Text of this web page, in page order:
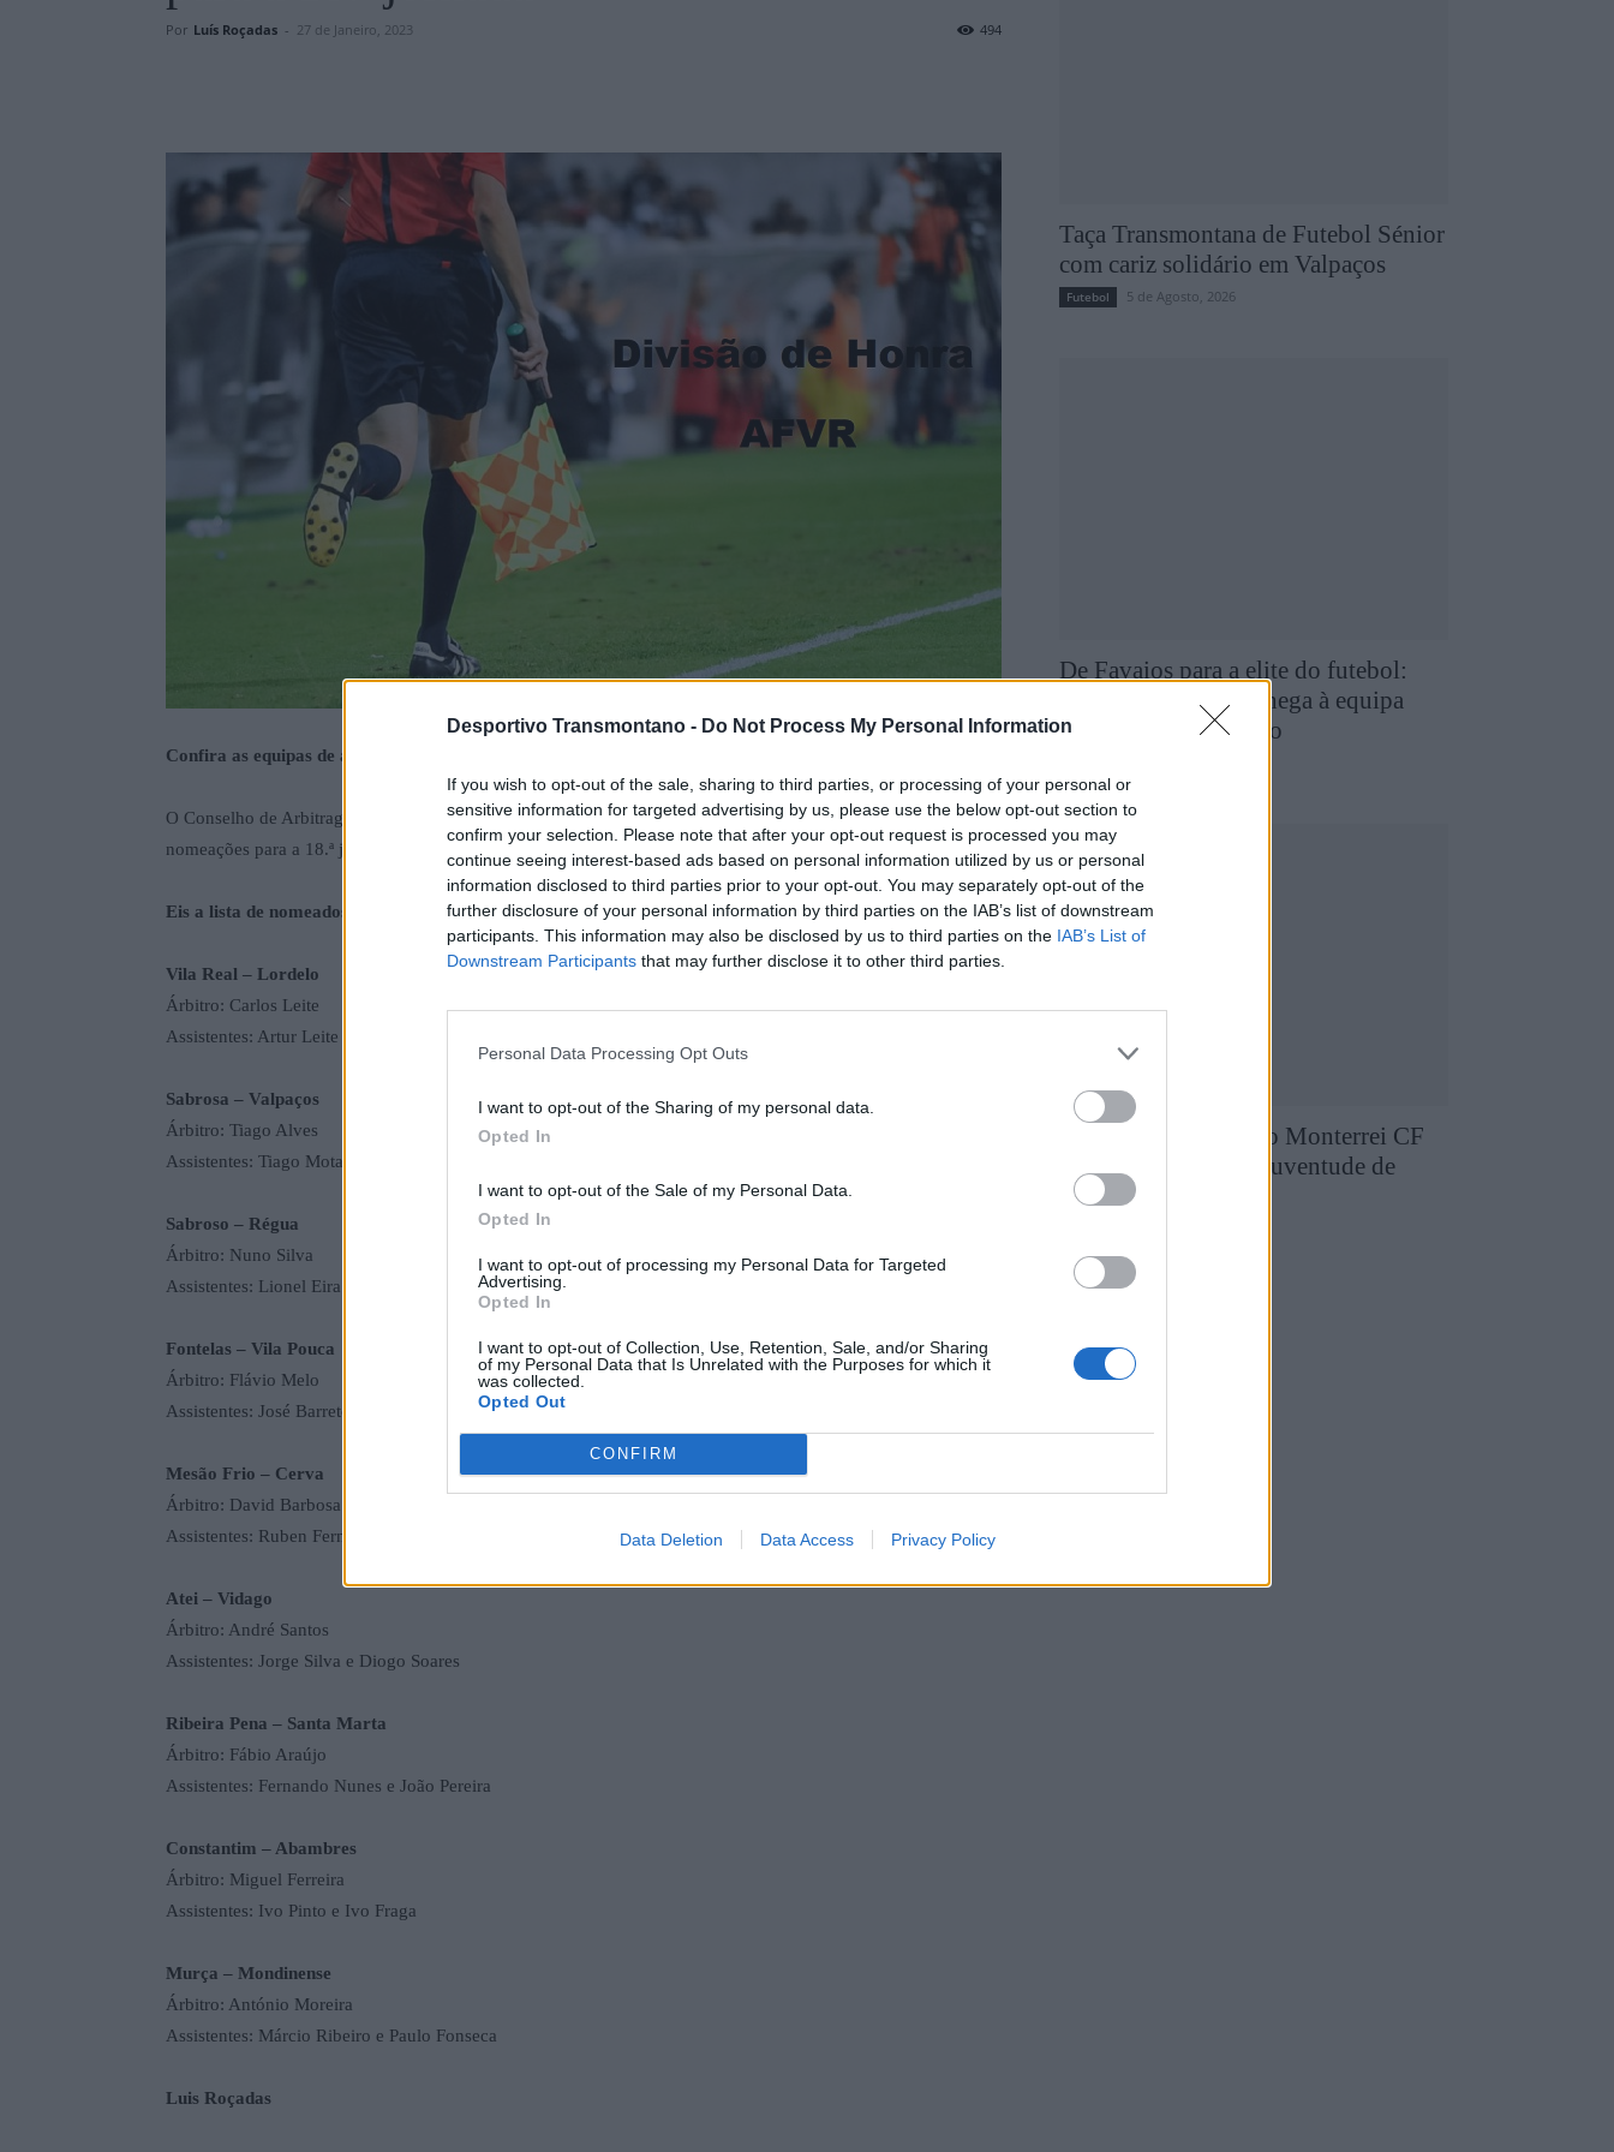
Desportivo Transmontano - Do Not Process My Personal Information
If you wish to opt-out of the sale, sharing to third parties, or processing of your personal or
sensitive information for targeted advertising by us, please use the below opt-out section to
confirm your selection. Please note that after your opt-out request is processed you may
continue seeing interest-based ads based on personal information utilized by us or personal
information disclosed to third parties prior to your opt-out. You may separately opt-out of the
further disclosure of your personal information by third parties on the IAB’s list of downstream
participants. This information may also be disclosed by us to third parties on the IAB’s List of
Downstream Participants that may further disclose it to other third parties.
Personal Data Processing Opt Outs
I want to opt-out of the Sharing of my personal data.
Opted In
I want to opt-out of the Sale of my Personal Data.
Opted In
I want to opt-out of processing my Personal Data for Targeted
Advertising.
Opted In
I want to opt-out of Collection, Use, Retention, Sale, and/or Sharing
of my Personal Data that Is Unrelated with the Purposes for which it
was collected.
Opted Out
CONFIRM
Data Deletion Data Access Privacy Policy
Por Luís Roçadas - 27 de Janeiro, 2023 494
Confira as equipas de arbitragem que vão estar nos jogos da 18.ª jornada.
O Conselho de Arbitragem da Associação de Futebol de Vila Real (AFVR) anunciou esta sexta-feira as
nomeações para a 18.ª jornada da Divisão de Honra, a disputar no dia 29 de janeiro.
Eis a lista de nomeados:
Vila Real – Lordelo
Árbitro: Carlos Leite
Assistentes: Artur Leite e Márcio Teixeira
Sabrosa – Valpaços
Árbitro: Tiago Alves
Assistentes: Tiago Mota e André Gomes
Sabroso – Régua
Árbitro: Nuno Silva
Assistentes: Lionel Eira e Orlando Valoura
Fontelas – Vila Pouca
Árbitro: Flávio Melo
Assistentes: José Barreto e Emanuel Lopes
Mesão Frio – Cerva
Árbitro: David Barbosa
Assistentes: Ruben Fernandes e Jorge Brás
Atei – Vidago
Árbitro: André Santos
Assistentes: Jorge Silva e Diogo Soares
Ribeira Pena – Santa Marta
Árbitro: Fábio Araújo
Assistentes: Fernando Nunes e João Pereira
Constantim – Abambres
Árbitro: Miguel Ferreira
Assistentes: Ivo Pinto e Ivo Fraga
Murça – Mondinense
Árbitro: António Moreira
Assistentes: Márcio Ribeiro e Paulo Fonseca
Luis Roçadas
Taça Transmontana de Futebol Sénior
com cariz solidário em Valpaços
Futebol 5 de Agosto, 2026
De Favaios para a elite do futebol:
Guilherme Chaves chega à equipa
principal do FC Porto
Bruno Silva reforça o Monterrei CF
após três épocas no Juventude de
Pedras Salgadas